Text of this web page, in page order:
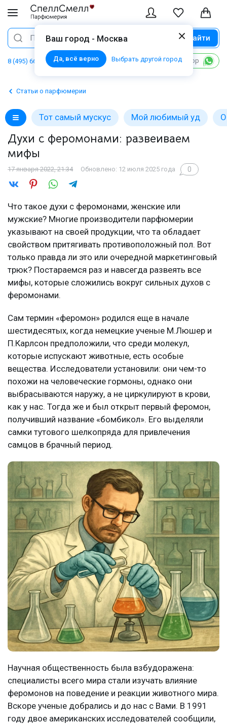
Ваш город - Москва
Да, всё верно Выбрать другой город
Поиск Найти
8 (495) 668 06 02 Написать в WhatsApp
Статьи о парфюмерии
Тот самый мускус Мой любимый уд
Духи с феромонами: развеиваем
мифы
17 января 2022, 21:34 Обновлено: 12 июля 2025 года 0
Что такое духи с феромонами, женские или
мужские? Многие производители парфюмерии
указывают на своей продукции, что та обладает
свойством притягивать противоположный пол. Вот
только правда ли это или очередной маркетинговый
трюк? Постараемся раз и навсегда развеять все
мифы, которые сложились вокруг сильных духов с
феромонами.
Сам термин «феромон» родился еще в начале
шестидесятых, когда немецкие ученые М.Люшер и
П.Карлсон предположили, что среди молекул,
которые испускают животные, есть особые
вещества. Исследователи установили: они чем-то
похожи на человеческие гормоны, однако они
выбрасываются наружу, а не циркулируют в крови,
как у нас. Тогда же и был открыт первый феромон,
получивший название «бомбикол». Его выделяли
самки тутового шелкопряда для привлечения
самцов в брачный период.
Научная общественность была взбудоражена:
специалисты всего мира стали изучать влияние
феромонов на поведение и реакции животного мира.
Вскоре ученые добрались и до нас с Вами. В 1991
году двое американских исследователей сообщили,